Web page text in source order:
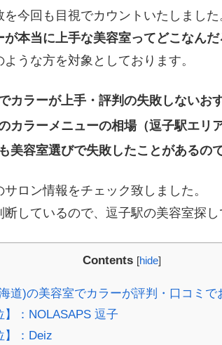
今回も目視でカウントいたしました
が本当に上手な美容室ってどこなんだ
うな方を対象としております。
カラーが上手・評判の失敗しないお
カラーメニューの相場（逗子駅エリ
美容室選びで失敗したことがあるの
サロン情報をチェック致しました。
しているので、逗子駅の美容室探し
Contents [hide]
道)の美容室でカラーが評判・口コミで
：NOLASAPS 逗子
：Deiz